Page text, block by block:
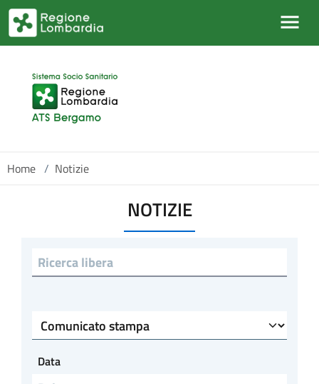
Salta al contenuto principale
Home / Notizie
NOTIZIE
Ricerca libera
Tipo di articolo
Data